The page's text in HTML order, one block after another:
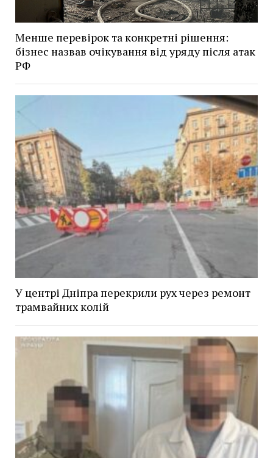
Менше перевірок та конкретні рішення:
бізнес назвав очікування від уряду після атак
РФ
У центрі Дніпра перекрили рух через ремонт
трамвайних колій